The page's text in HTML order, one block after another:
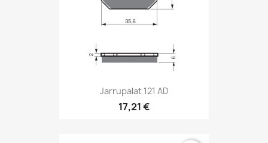
Jarrupalat 121 AD
17,21 €